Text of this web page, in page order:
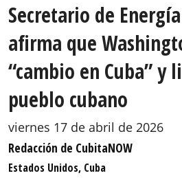
Secretario de
afirma que
“cambio en Cuba” y
pueblo cubano
viernes 17 de abril de 2026
Redacción de CubitaNOW
Estados Unidos, Cuba